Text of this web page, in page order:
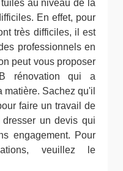
au niveau de la
En effet, pour
très difficiles, il est
professionnels en
peut vous proposer
rénovation qui a
Sachez qu'il
faire un travail de
un devis qui
engagement. Pour
veuillez le